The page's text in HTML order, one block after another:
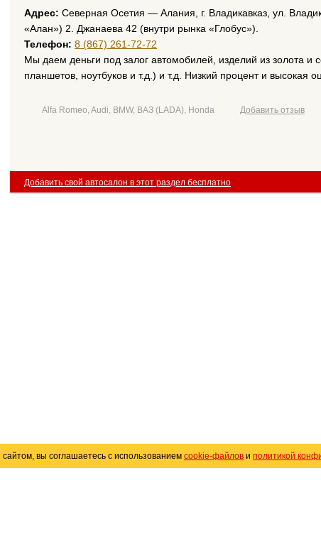
Адрес: Северная Осетия — Алания, г. Владикавказ, ул.
«Алан») 2. Джанаева 42 (внутри рынка «Глобус»).
Телефон: 8 (867) 261-72-72
Мы даем деньги под залог автомобилей, изделий из золота и
планшетов, ноутбуков и т.д.) и т.д. Низкий процент и высокая
Alfa Romeo, Audi, BMW, ВАЗ (LADA), Honda Добавить отзыв
Добавить свой автосалон в этот раздел бесплатно
вы соглашаетесь с использованием cookie-файлов и политикой